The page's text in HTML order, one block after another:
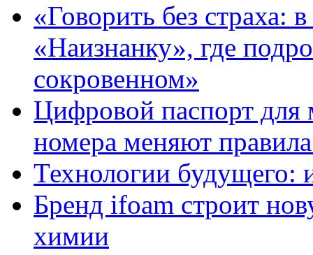
«Говорить без страха:
«Наизнанку», где
сокровенном»
Цифровой паспорт для
номера меняют
Технологии будущего:
Бренд ifoam строит
химии